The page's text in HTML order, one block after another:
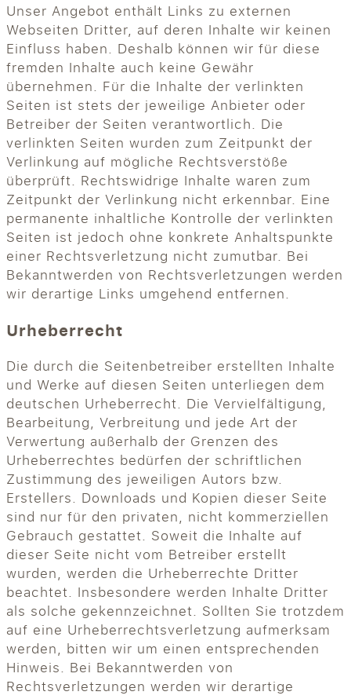
Unser Angebot enthält Links zu externen
Webseiten Dritter, auf deren Inhalte wir keinen
Einfluss haben. Deshalb können wir für diese
fremden Inhalte auch keine Gewähr
übernehmen. Für die Inhalte der verlinkten
Seiten ist stets der jeweilige Anbieter oder
Betreiber der Seiten verantwortlich. Die
verlinkten Seiten wurden zum Zeitpunkt der
Verlinkung auf mögliche Rechtsverstöße
überprüft. Rechtswidrige Inhalte waren zum
Zeitpunkt der Verlinkung nicht erkennbar. Eine
permanente inhaltliche Kontrolle der verlinkten
Seiten ist jedoch ohne konkrete Anhaltspunkte
einer Rechtsverletzung nicht zumutbar. Bei
Bekanntwerden von Rechtsverletzungen werden
wir derartige Links umgehend entfernen.
Urheberrecht
Die durch die Seitenbetreiber erstellten Inhalte
und Werke auf diesen Seiten unterliegen dem
deutschen Urheberrecht. Die Vervielfältigung,
Bearbeitung, Verbreitung und jede Art der
Verwertung außerhalb der Grenzen des
Urheberrechtes bedürfen der schriftlichen
Zustimmung des jeweiligen Autors bzw.
Erstellers. Downloads und Kopien dieser Seite
sind nur für den privaten, nicht kommerziellen
Gebrauch gestattet. Soweit die Inhalte auf
dieser Seite nicht vom Betreiber erstellt
wurden, werden die Urheberrechte Dritter
beachtet. Insbesondere werden Inhalte Dritter
als solche gekennzeichnet. Sollten Sie trotzdem
auf eine Urheberrechtsverletzung aufmerksam
werden, bitten wir um einen entsprechenden
Hinweis. Bei Bekanntwerden von
Rechtsverletzungen werden wir derartige